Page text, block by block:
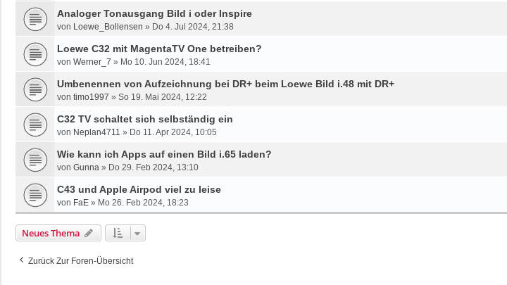
Analoger Tonausgang Bild i oder Inspire
von Loewe_Bollensen » Do 4. Jul 2024, 21:38
Loewe C32 mit MagentaTV One betreiben?
von Werner_7 » Mo 10. Jun 2024, 18:41
Umbenennen von Aufzeichnung bei DR+ beim Loewe Bild i.48 mit DR+
von timo1997 » So 19. Mai 2024, 12:22
C32 TV schaltet sich selbständig ein
von Neplan4711 » Do 11. Apr 2024, 10:05
Wie kann ich Apps auf einen Bild i.65 laden?
von Gunna » Do 29. Feb 2024, 13:10
C43 und Apple Airpod viel zu leise
von FaE » Mo 26. Feb 2024, 18:23
Neues Thema
Zurück Zur Foren-Übersicht